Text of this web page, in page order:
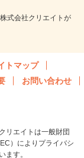
式会社クリエイトが
トマップ
お問い合わせ
リエイトは一般財団
）によりプライバシ
ます。